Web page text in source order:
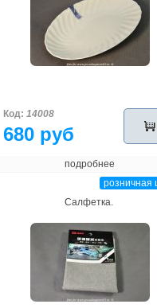
Код: 14008
680 руб
подробнее
розничная
Салфетка.